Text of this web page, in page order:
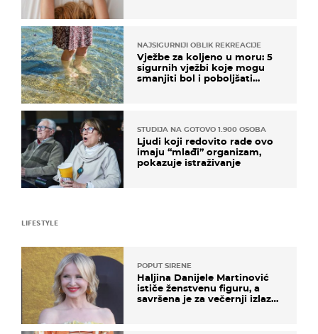
NAJSIGURNIJI OBLIK REKREACIJE
Vježbe za koljeno u moru: 5
sigurnih vježbi koje mogu
smanjiti bol i poboljšati
STUDIJA NA GOTOVO 1.900 OSOBA
Ljudi koji redovito rade ovo
imaju “mlađi” organizam,
pokazuje istraživanje
LIFESTYLE
POPUT SIRENE
Haljina Danijele Martinović
ističe ženstvenu figuru, a
savršena je za večernji izlazak